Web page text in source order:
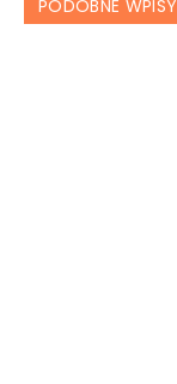
PODOBNE WPISY